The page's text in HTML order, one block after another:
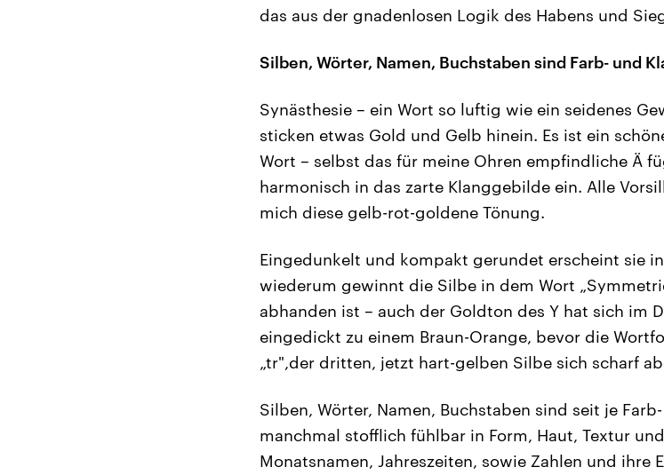
das aus der gnadenlosen Logik des Habens und
Silben, Wörter, Namen, Buchstaben sind Farb- und
Synästhesie – ein Wort so luftig wie ein seidenes
sticken etwas Gold und Gelb hinein. Es ist ein
Wort – selbst das für meine Ohren empfindliche Ä
harmonisch in das zarte Klanggebilde ein. Alle
mich diese gelb-rot-goldene Tönung.
Eingedunkelt und kompakt gerundet erscheint sie
wiederum gewinnt die Silbe in dem Wort
abhanden ist – auch der Goldton des Y hat sich im
eingedickt zu einem Braun-Orange, bevor die
„tr",der dritten, jetzt hart-gelben Silbe sich scharf
Silben, Wörter, Namen, Buchstaben sind seit je
manchmal stofflich fühlbar in Form, Haut, Textur
Monatsnamen, Jahreszeiten, sowie Zahlen und ihre